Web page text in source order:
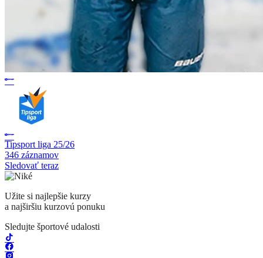
Tipsport liga 25/26
346 záznamov
Sledovať teraz
Užite si najlepšie kurzy
a najširšiu kurzovú ponuku
Sledujte športové udalosti